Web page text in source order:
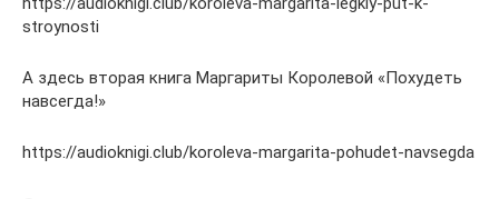
stroynosti
А здесь вторая книга Маргариты Королевой «Похудеть
навсегда!»
https://audioknigi.club/koroleva-margarita-pohudet-navsegda